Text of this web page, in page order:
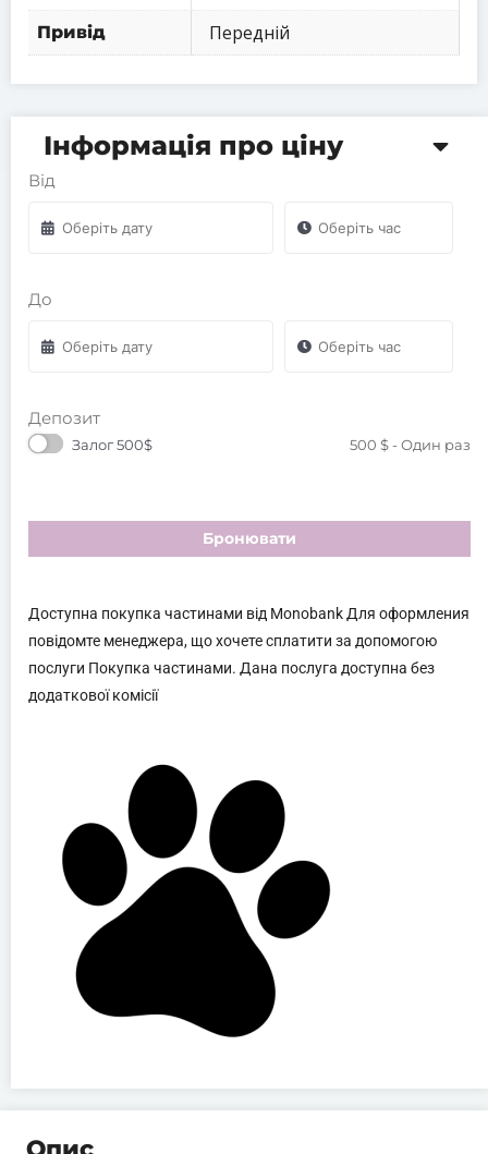
Привід Передній
Інформація про ціну
Від
До
Депозит
Залог 500$ 500 $- Один раз
Бронювати
Доступна покупка частинами від Monobank Для оформления
повідомте менеджера, що хочете сплатити за допомогою
послуги Покупка частинами. Дана послуга доступна без
додаткової комісії